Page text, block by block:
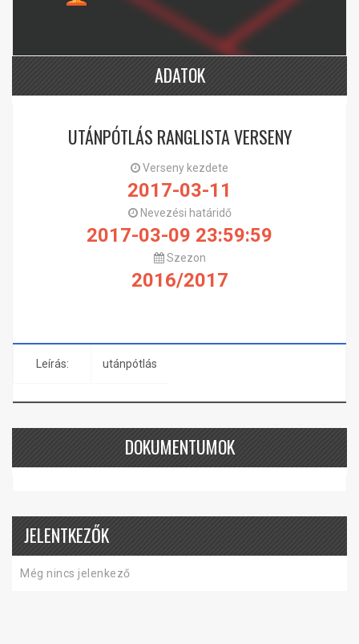
ADATOK
UTÁNPÓTLÁS RANGLISTA VERSENY
Verseny kezdete
2017-03-11
Nevezési határidő
2017-03-09 23:59:59
Szezon
2016/2017
Leírás: utánpótlás
DOKUMENTUMOK
JELENTKEZŐK
Még nincs jelenkező